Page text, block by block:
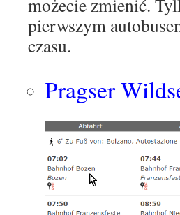
możecie zmienić.
pierwszym
czasu.
Pragser